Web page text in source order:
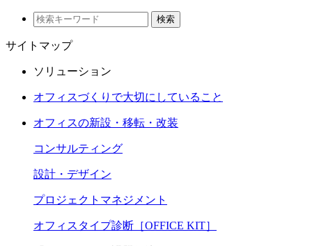
検索
サイトマップ
ソリューション
オフィスづくりで大切にしていること
オフィスの新設・移転・改装
コンサルティング
設計・デザイン
プロジェクトマネジメント
オフィスタイプ診断［OFFICE KIT］